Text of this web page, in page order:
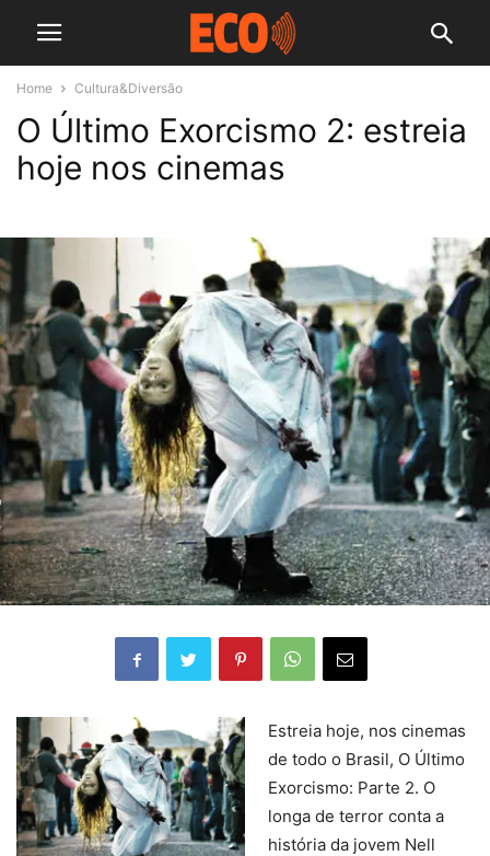
Home Cultura&Diversão
O Último Exorcismo 2: estreia
hoje nos cinemas
Estreia hoje, nos cinemas
de todo o Brasil, O Último
Exorcismo: Parte 2. O
longa de terror conta a
história da jovem Nell